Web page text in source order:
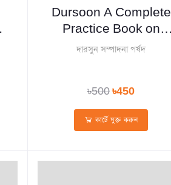
Dursoon A Complete
Practice Book on
ENGLISH FOR
Classes 9 & 10 (Exam
2028) (পেপারব্যাক)
দারসুন সম্পাদনা পর্ষদ
৳500৳450
কার্টে যুক্ত করুন